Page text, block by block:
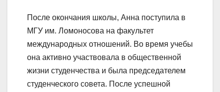
После окончания школы, Анна поступила в
МГУ им. Ломоносова на факультет
международных отношений. Во время учебы
она активно участвовала в общественной
жизни студенчества и была председателем
студенческого совета. После успешной